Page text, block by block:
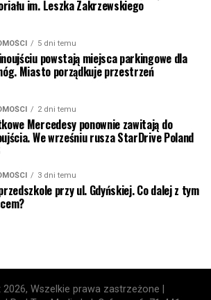
im. Leszka Zakrzewskiego
5 dni temu
powstają miejsca parkingowe dla
Miasto porządkuje przestrzeń
2 dni temu
Mercedesy ponownie zawitają do
We wrześniu rusza StarDrive Poland
3 dni temu
przy ul. Gdyńskiej. Co dalej z tym
Wszelkie prawa zastrzeżone |